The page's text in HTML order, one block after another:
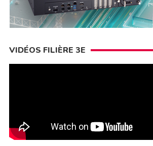
VIDÉOS FILIÈRE 3E